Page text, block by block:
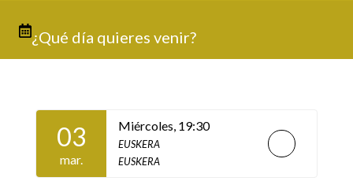
¿Qué día quieres venir?
03
mar.
Miércoles, 19:30
EUSKERA
EUSKERA